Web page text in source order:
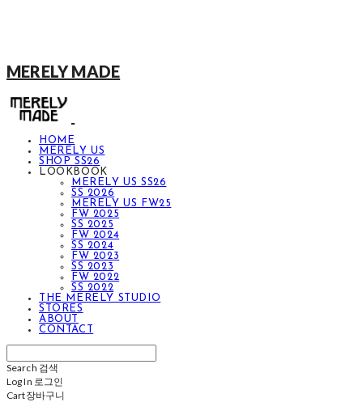
MERELY MADE
HOME
MERELY US
SHOP SS26
LOOKBOOK
MERELY US SS26
SS 2026
MERELY US FW25
FW 2025
SS 2025
FW 2024
SS 2024
FW 2023
SS 2023
FW 2022
SS 2022
THE MERELY STUDIO
STORES
ABOUT
CONTACT
Search 검색
Log In 로그인
Cart장바구니